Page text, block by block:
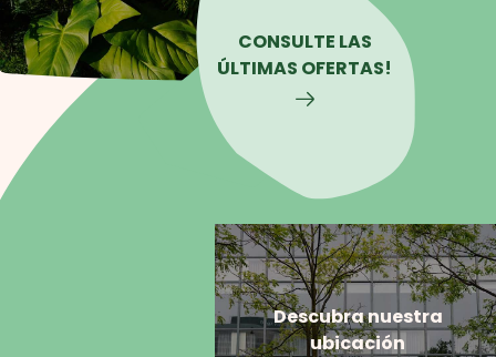
CONSULTE LAS
ÚLTIMAS OFERTAS!
Descubra nuestra
ubicación